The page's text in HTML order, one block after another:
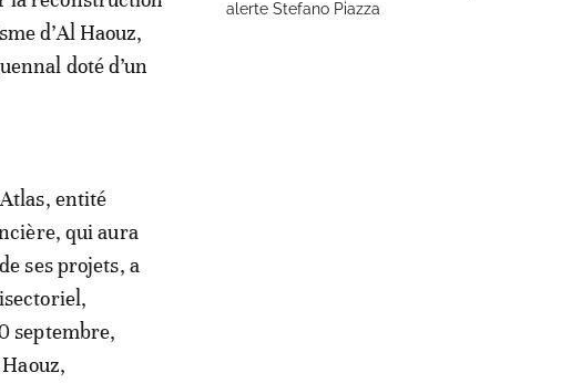
d’Al Haouz,
doté d’un
entité
qui aura
ses projets, a
septembre,
alerte Stefano Piazza